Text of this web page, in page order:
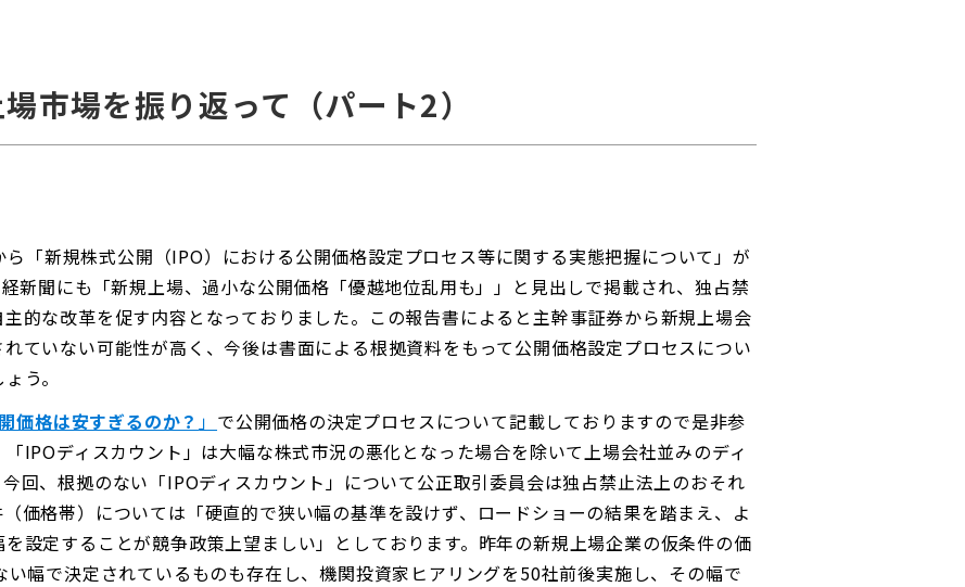
市場を振り返って（パート2）
「新規株式公開（IPO）における公開価格設定プロセス等に関する実態把握について」が
新聞にも「新規上場、過小な公開価格「優越地位乱用も」」と見出しで掲載され、独占禁
的な改革を促す内容となっておりました。この報告書によると主幹事証券から新規上場会
ていない可能性が高く、今後は書面による根拠資料をもって公開価格設定プロセスについ
う。
価格は安すぎるのか？」 で公開価格の決定プロセスについて記載しておりますので是非参
IPOディスカウント」は大幅な株式市況の悪化となった場合を除いて上場会社並みのディ
回、根拠のない「IPOディスカウント」について公正取引委員会は独占禁止法上のおそれ
価格帯）については「硬直的で狭い幅の基準を設けず、ロードショーの結果を踏まえ、よ
設定することが競争政策上望ましい」としております。昨年の新規上場企業の仮条件の価
幅で決定されているものも存在し、機関投資家ヒアリングを50社前後実施し、その幅で